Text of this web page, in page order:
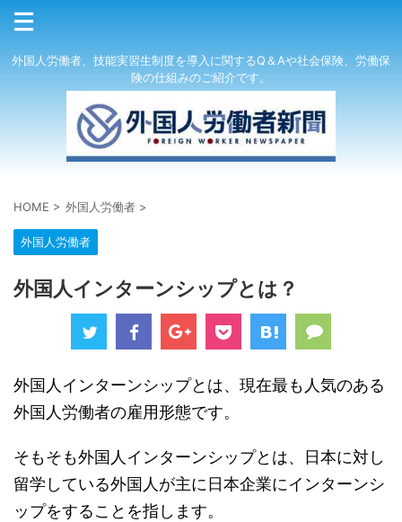
外国人労働者、技能実習生制度を導入に関するQ＆Aや社会保険、労働保
険の仕組みのご紹介です。
HOME > 外国人労働者 >
外国人労働者
外国人インターンシップとは？
外国人インターンシップとは、現在最も人気のある
外国人労働者の雇用形態です。
そもそも外国人インターンシップとは、日本に対し
留学している外国人が主に日本企業にインターンシ
ップをすることを指します。